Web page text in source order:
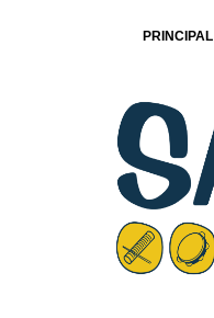
PRINCIPAL